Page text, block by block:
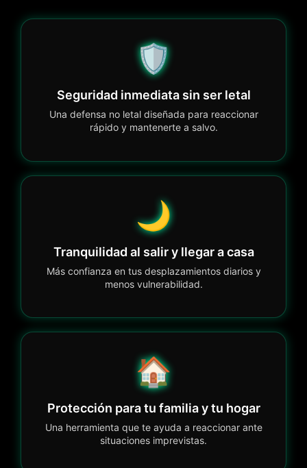
🛡️
Seguridad inmediata sin ser letal
Una defensa no letal diseñada para reaccionar
rápido y mantenerte a salvo.
🌙
Tranquilidad al salir y llegar a casa
Más confianza en tus desplazamientos diarios y
menos vulnerabilidad.
🏠
Protección para tu familia y tu hogar
Una herramienta que te ayuda a reaccionar ante
situaciones imprevistas.